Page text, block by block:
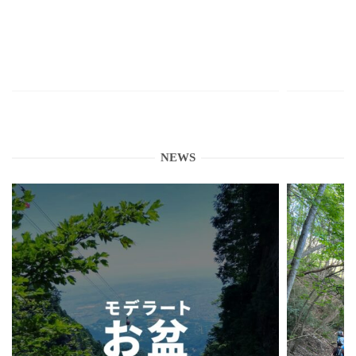
NEWS